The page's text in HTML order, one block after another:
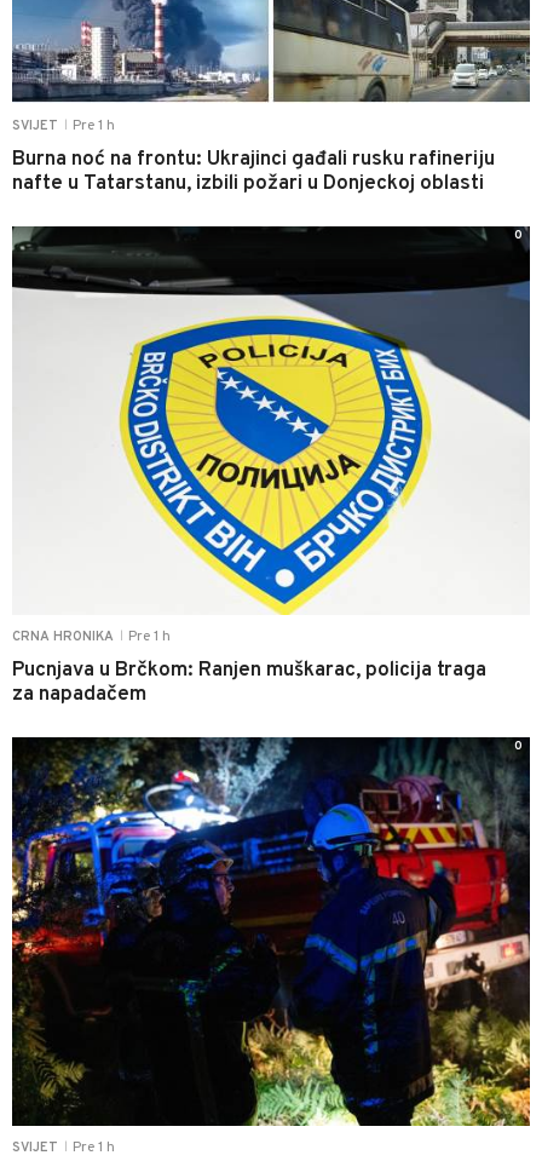
SVIJET Pre 1 h
Burna noć na frontu: Ukrajinci gađali rusku rafineriju
nafte u Tatarstanu, izbili požari u Donjeckoj oblasti
CRNA HRONIKA Pre 1 h
Pucnjava u Brčkom: Ranjen muškarac, policija traga
za napadačem
0
SVIJET Pre 1 h
0